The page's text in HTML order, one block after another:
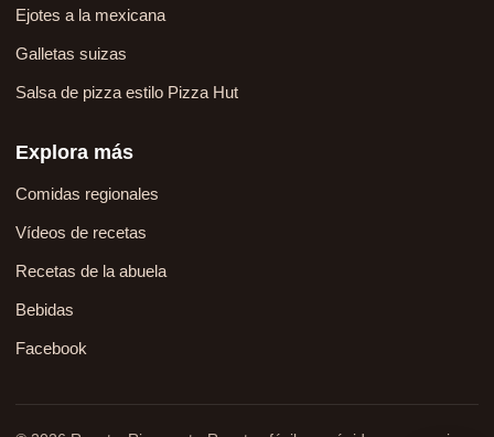
Ejotes a la mexicana
Galletas suizas
Salsa de pizza estilo Pizza Hut
Explora más
Comidas regionales
Vídeos de recetas
Recetas de la abuela
Bebidas
Facebook